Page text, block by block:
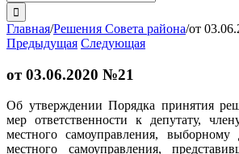
поиска:
Главная/Решения Совета района/от
Предыдущая Следующая
от 03.06.2020 №21
Об утверждении Порядка принятия
мер ответственности к депутату,
местного самоуправления,
местного самоуправления,